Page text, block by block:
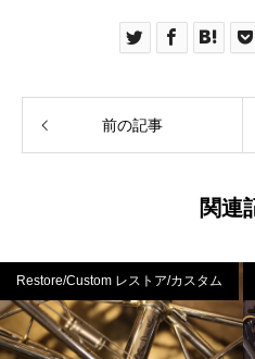
前の記事
関連
Restore/Custom レストア/カスタム